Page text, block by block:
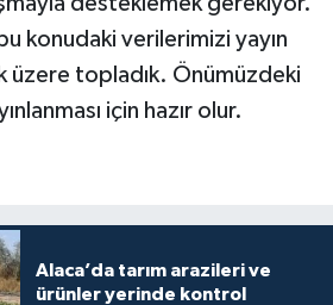
konudaki verilerimizi yayın
üzere topladık. Önümüzdeki
için hazır olur.
Alaca’da tarım arazileri ve
ürünler yerinde kontrol